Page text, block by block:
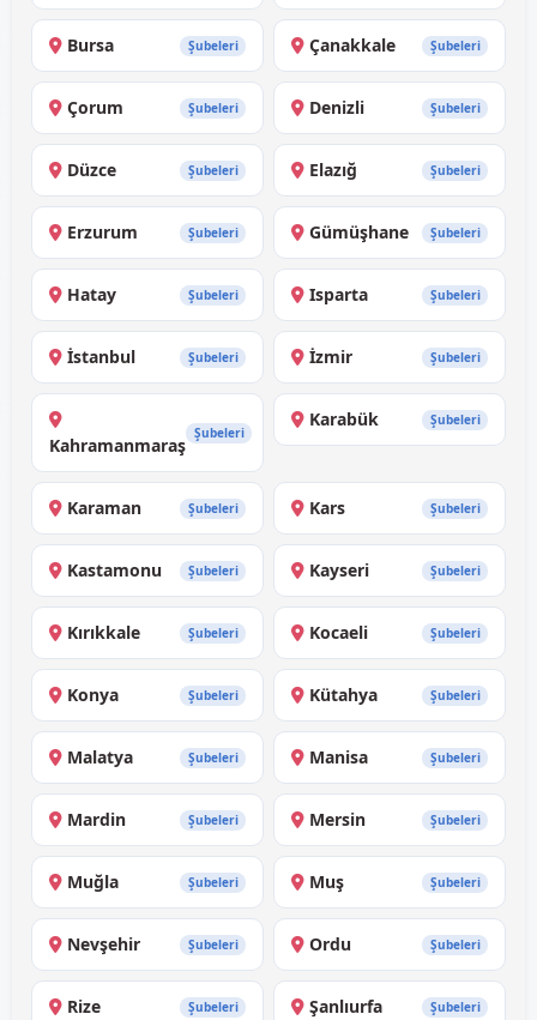
Bursa Şubeleri Çanakkale Şubeleri
Çorum Şubeleri Denizli Şubeleri
Düzce Şubeleri Elazığ Şubeleri
Erzurum Şubeleri Gümüşhane Şubeleri
Hatay Şubeleri Isparta Şubeleri
İstanbul Şubeleri İzmir Şubeleri
Kahramanmaraş
Şubeleri
Karabük Şubeleri
Karaman Şubeleri Kars Şubeleri
Kastamonu Şubeleri Kayseri Şubeleri
Kırıkkale Şubeleri Kocaeli Şubeleri
Konya Şubeleri Kütahya Şubeleri
Malatya Şubeleri Manisa Şubeleri
Mardin Şubeleri Mersin Şubeleri
Muğla Şubeleri Muş Şubeleri
Nevşehir Şubeleri Ordu Şubeleri
Rize Şubeleri Şanlıurfa Şubeleri